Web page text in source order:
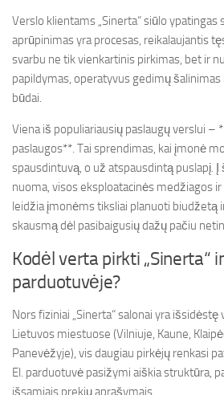
Verslo klientams „Sinerta“ siūlo ypatingas
aprūpinimas yra procesas, reikalaujantis
svarbu ne tik vienkartinis pirkimas, bet ir
papildymas, operatyvus gedimų
būdai.
Viena iš populiariausių paslaugų verslui –
paslaugos**. Tai sprendimas, kai įmonė
spausdintuvą, o už atspausdintą puslapį. Į
nuoma, visos eksploatacinės medžiagos
leidžia įmonėms tiksliai planuoti biudžetą
skausmą dėl pasibaigusių dažų pačiu
Kodėl verta pirkti „Sinerta“
parduotuvėje?
Nors fiziniai „Sinerta“ salonai yra
Lietuvos miestuose (Vilniuje, Kaune,
Panevėžyje), vis daugiau pirkėjų renkasi
El. parduotuvė pasižymi aiškia struktūra,
išsamiais prekių aprašymais.